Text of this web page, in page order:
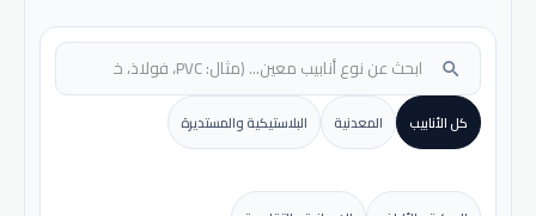
search
كل الأنابيب المعدنية البلاستيكية والمستديرة